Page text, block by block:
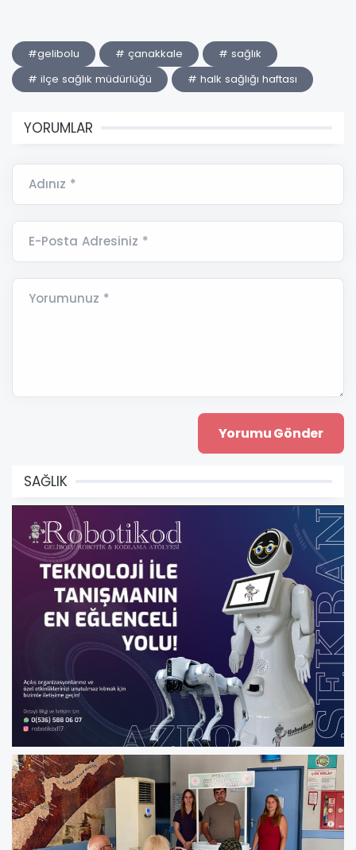
#gelibolu # çanakkale
# sağlık
# ilçe sağlık müdürlüğü
# halk sağlığı haftası
YORUMLAR
Adınız *
E-Posta Adresiniz *
Yorumunuz *
SAĞLIK